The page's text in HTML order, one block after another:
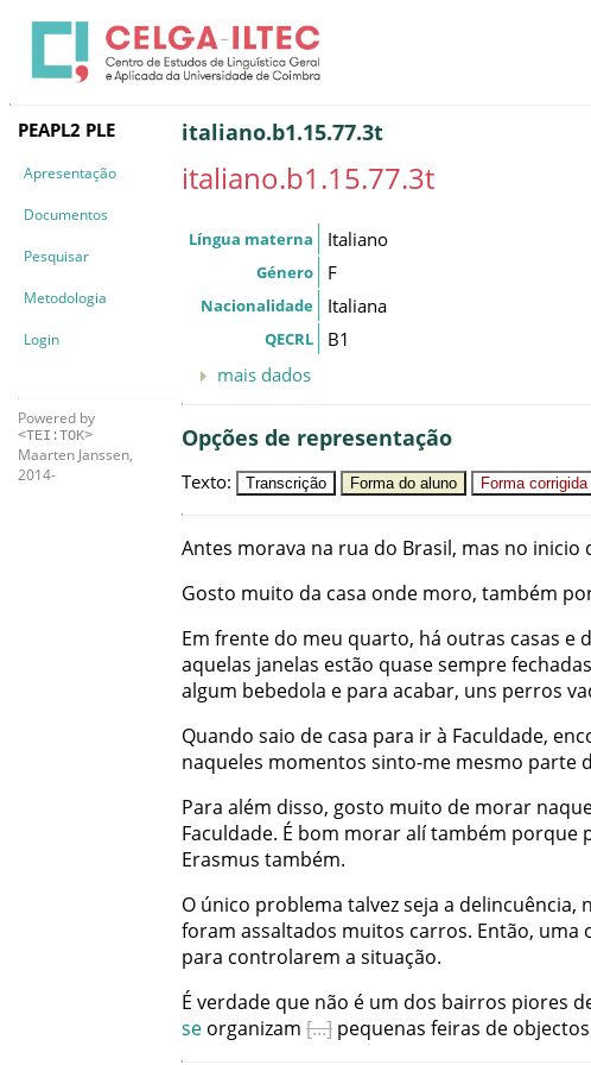
PEAPL2 PLE
Apresentação
Documentos
Pesquisar
Metodologia
Login
Powered by
<TEI:TOK>
Maarten Janssen,
2014-
italiano.b1.15.77.3t
italiano.b1.15.77.3t
Língua materna Italiano
Género F
Nacionalidade Italiana
QECRL
B1
mais dados
Opções de representação
Texto: Transcrição Forma do aluno Forma corrigida
Antes morava na rua do Brasil, mas no inicio
Gosto muito da casa onde moro, também
Em frente do meu quarto, há outras casas e
aquelas janelas estão quasesemprefechadas
algum bebedola e para acabar, uns perros
Quando saio de casa para irà Faculdade,
naqueles momentos sinto-me mesmo parte
Para além disso, gosto muito de morar
Faculdade. É bom moraralítambém porque
Erasmus também.
O único problema talvezseja a delincuência,
foram assaltados muitos carros. Então, uma
para controlarem a situação.
É verdade que não é um dos bairros piores
se organizam pequenas feiras de objectos